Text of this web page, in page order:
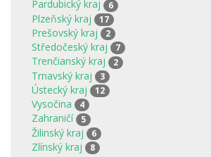
Pardubický kraj 6
Plzeňský kraj 17
Prešovský kraj 2
Středočeský kraj 7
Trenčianský kraj 2
Trnavský kraj 3
Ústecký kraj 12
Vysočina 4
Zahraničí 5
Žilinský kraj 6
Zlínský kraj 8